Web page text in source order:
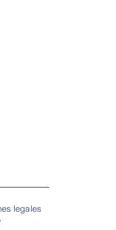
legales